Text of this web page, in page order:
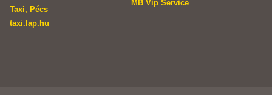
Taxi, Pécs
MB Vip Service
taxi.lap.hu